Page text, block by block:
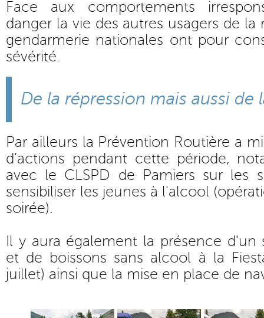
Face aux comportements
danger la vie des autres usagers de
gendarmerie nationales ont pour
sévérité.
De la répression mais aussi de
Par ailleurs la Prévention Routière a
d’actions pendant cette période,
avec le CLSPD de Pamiers sur les
sensibiliser les jeunes à l'alcool
soirée).
Il y aura également la présence d'un
et de boissons sans alcool à la
juillet) ainsi que la mise en place de